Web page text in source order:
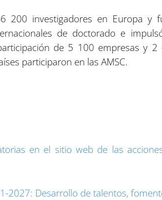
200 investigadores en Europa y
de doctorado e
de 5 100 empresas y
participaron en las AMSC.
en el sitio web de las
2027: Desarrollo de talentos,